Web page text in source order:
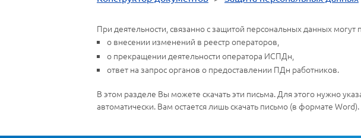
При деятельности, связанно с защитой персональных данных
о внесении изменений в реестр операторов,
о прекращении деятельности оператора ИСПДн,
ответ на запрос органов о предоставлении ПДн работников.
В этом разделе Вы можете скачать эти письма. Для этого нужно
автоматически. Вам остается лишь скачать письмо (в формате Word).